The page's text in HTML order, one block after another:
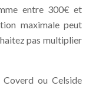
entre 300€ et
maximale peut
pas multiplier
ou Celside